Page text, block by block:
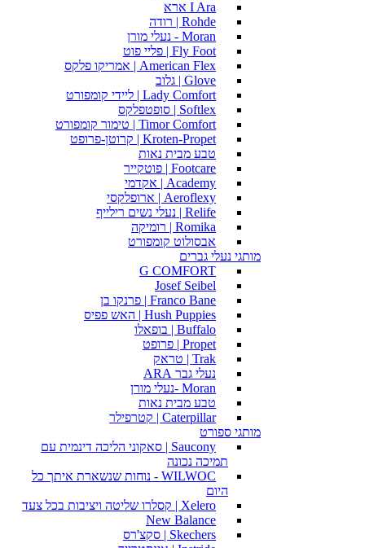
I Ara ארא
Rohde | רודה
Moran - נעלי מורן
Fly Foot | פליי פוט
American Flex | אמריקו פלקס
Glove | גלוב
Lady Comfort | ליידי קומפורט
Softlex | סופטפלקס
Timor Comfort | טימור קומפורט
Kroten-Propet | קרוטן-פרופט
טבע מבית נאות
Footcare | פוטקייר
Academy | אקדמי
Aeroflexy | ארופלקסי
Relife | נעלי נשים רילייף
Romika | רומיקה
אבסולוט קומפורט
מותגי נעלי גברים
G COMFORT
Josef Seibel
Franco Bane | פרנקו בן
Hush Puppies | האש פפיס
Buffalo | בופאלו
Propet | פרופט
Trak | טראק
נעלי גבר ARA
Moran -נעלי מורן
טבע מבית נאות
Caterpillar | קטרפילר
מותגי ספורט
Saucony | סאקוני הליכה דינמית עם
תמיכה נכונה
WILWOC - נוחות שנשארת איתך כל
היום
Xelero | קסלרו שליטה ויציבות בכל צעד
New Balance
Skechers | סקצ'רס